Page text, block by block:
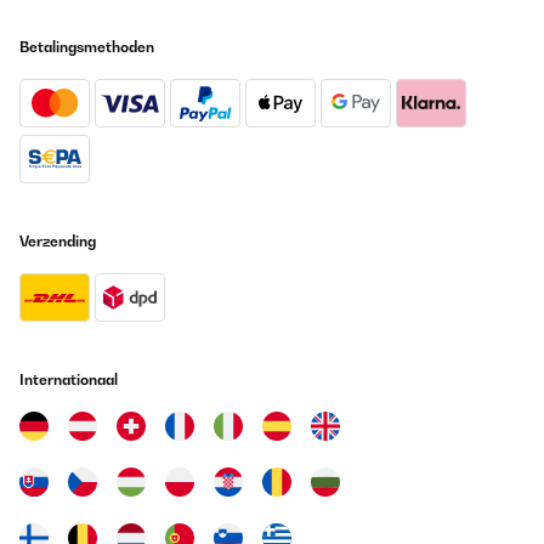
GECONTROLEERDE BEOORDELING
19/05/2025
Wir nutzen diese Brotdose nun seit einigen Monaten täglich und
sind sehr zufrieden. Die Qualität ist wirklich top: Der Kunststoff
für Kinderhände perfekt geeignet. Besonders praktisch finden
auch in der Spülmaschine. Die Farbe ist toll und bleibt auch nach
vielen Spülgängen schön kräftig. Ein weiterer Pluspunkt: Die
Brotdose passt perfekt in den Ergobag-Schulranzen und hat
Sicht gerechtfertigt – vor allem, wenn sie im Angebot ist.
weiterempfehlen!
Vertaal
Betalingsmethoden
Verzending
Internationaal